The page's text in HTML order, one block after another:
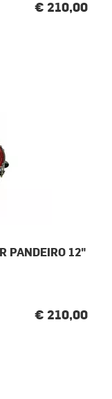
€ 210,00
PANDEIRO 12"
€ 210,00